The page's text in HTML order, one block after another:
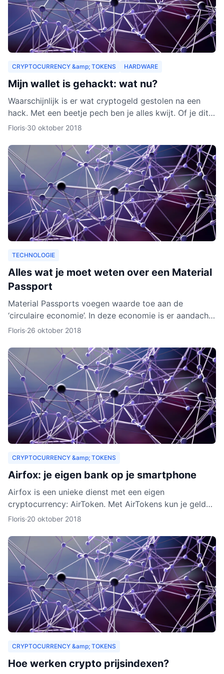
CRYPTOCURRENCY &amp; TOKENS HARDWARE
Mijn wallet is gehackt: wat nu?
Waarschijnlijk is er wat cryptogeld gestolen na een
hack. Met een beetje pech ben je alles kwijt. Of je dit
nog terug kunt krijgen, leggen we je uit in dit arti
Floris·30 oktober 2018
TECHNOLOGIE
Alles wat je moet weten over een Material
Passport
Material Passports voegen waarde toe aan de
‘circulaire economie’. In deze economie is er aandacht
voor het hergebruik van materialen. We gaan dan
Floris·26 oktober 2018
CRYPTOCURRENCY &amp; TOKENS
Airfox: je eigen bank op je smartphone
Airfox is een unieke dienst met een eigen
cryptocurrency: AirToken. Met AirTokens kun je geld
aan elkaar uitlenen, zonder tussenkomst van een bank.
Floris·20 oktober 2018
CRYPTOCURRENCY &amp; TOKENS
Hoe werken crypto prijsindexen?